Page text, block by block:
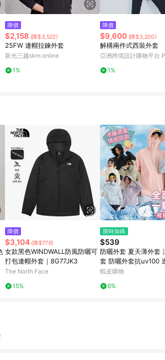
降價
$2,158 (降$3,522)
25FW 連帽拉鍊外套
新光三越skm online
1%
降價
$9,600 (降$3,200)
解構兩件式西裝外套
亞洲跨境設計購物平台
1%
降價
$3,104 (降$776)
女款黑色WINDWALL防風防曬可
打包連帽外套｜8G77JK3
The North Face
15%
限時加碼
$539
防曬外套 夏天薄外套
套 防曬外套抗uv100
女 連帽防曬外套 抗uv
蝦皮購物
6%